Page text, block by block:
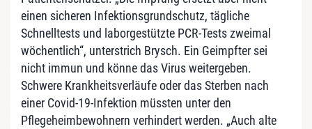
einen sicheren Infektionsgrundschutz, tägliche
Schnelltests und laborgestützte PCR-Tests zweimal
wöchentlich“, unterstrich Brysch. Ein Geimpfter sei
nicht immun und könne das Virus weitergeben.
Schwere Krankheitsverläufe oder das Sterben nach
einer Covid-19-Infektion müssten unter den
Pflegeheimbewohnern verhindert werden. „Auch alte